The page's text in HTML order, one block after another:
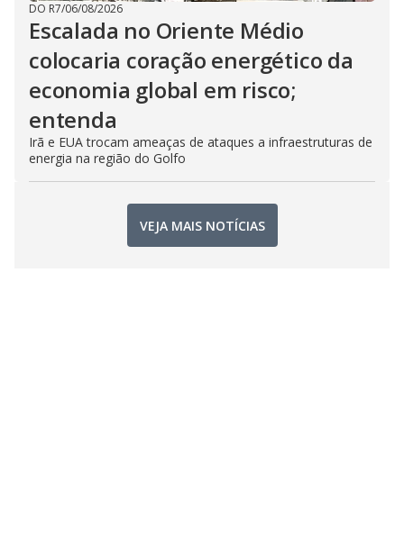
DO R7/06/08/2026
Escalada no Oriente Médio
colocaria coração energético da
economia global em risco;
entenda
Irã e EUA trocam ameaças de ataques a infraestruturas de
energia na região do Golfo
VEJA MAIS NOTÍCIAS